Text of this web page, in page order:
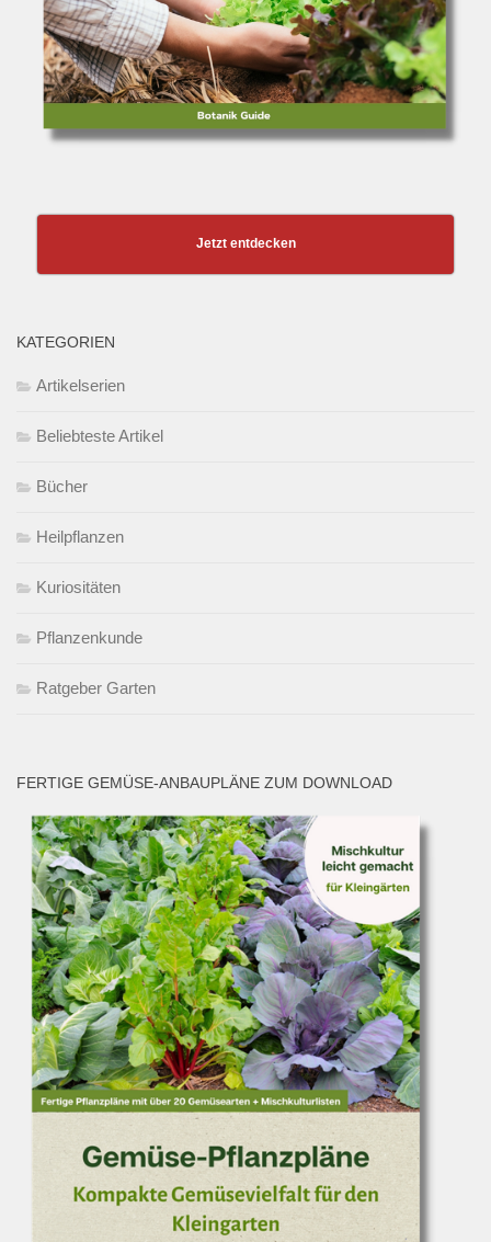
Jetzt entdecken
KATEGORIEN
Artikelserien
Beliebteste Artikel
Bücher
Heilpflanzen
Kuriositäten
Pflanzenkunde
Ratgeber Garten
FERTIGE GEMÜSE-ANBAUPLÄNE ZUM DOWNLOAD